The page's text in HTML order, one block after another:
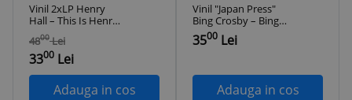
Vinil 2xLP Henry
Hall – This Is Henry
Hall (VG++)
4800 Lei
3300 Lei
Adauga in cos
Vinil "Japan Press"
Bing Crosby – Bing
Crosby Sings (VG)
3500 Lei
Adauga in cos